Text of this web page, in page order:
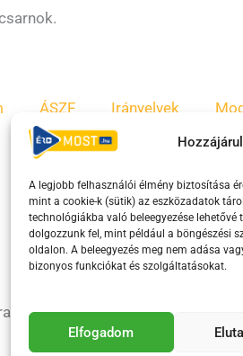
A legjobb felhasználói élmény biztosítása
mint a cookie-k (sütik) az eszközadatok
technológiákba való beleegyezése
dolgozzunk fel, mint például a böngészési
oldalon. A beleegyezés meg nem adása
bizonyos funkciókat és szolgáltatásokat.
Elfogadom
ÁSZF Irányelvek
program keretében támogatja.